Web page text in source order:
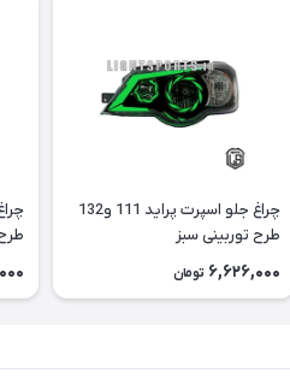
چراغ جلو اسپرت پراید 111 و132
طرح توربینی سبز
6,626,000 تومان